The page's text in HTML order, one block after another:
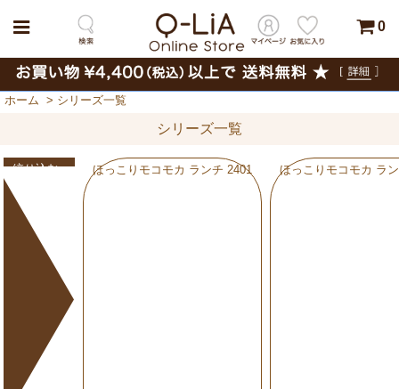
0
ホーム > シリーズ一覧
シリーズ一覧
絞り込む ほっこりモコモカ ランチ 2401 ほっこりモコモカ ラ